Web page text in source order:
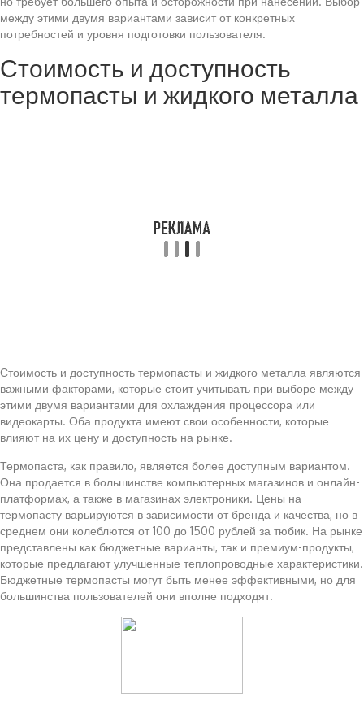
между этими двумя вариантами зависит от конкретных
потребностей и уровня подготовки пользователя.
Стоимость и доступность
термопасты и жидкого металла
Стоимость и доступность термопасты и жидкого металла являются
важными факторами, которые стоит учитывать при выборе между
этими двумя вариантами для охлаждения процессора или
видеокарты. Оба продукта имеют свои особенности, которые
влияют на их цену и доступность на рынке.
Термопаста, как правило, является более доступным вариантом.
Она продается в большинстве компьютерных магазинов и онлайн-
платформах, а также в магазинах электроники. Цены на
термопасту варьируются в зависимости от бренда и качества, но в
среднем они колеблются от 100 до 1500 рублей за тюбик. На рынке
представлены как бюджетные варианты, так и премиум-продукты,
которые предлагают улучшенные теплопроводные характеристики.
Бюджетные термопасты могут быть менее эффективными, но для
большинства пользователей они вполне подходят.